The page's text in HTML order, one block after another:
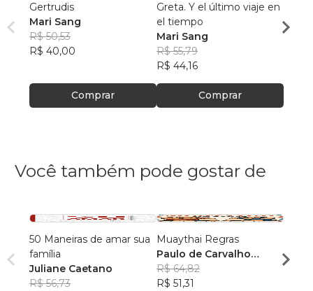
Gertrudis
Mari Sang
R$ 50,53
R$ 40,00
Comprar
Greta. Y el último viaje en
el tiempo
Mari Sang
R$ 55,79
R$ 44,16
Comprar
Mari
R$
Você também pode gostar de
50 Maneiras de amar sua
família
Juliane Caetano
R$ 56,73
Muaythai Regras
Paulo de Carvalho
Ferreira
R$ 64,82
R$ 51,31
R$